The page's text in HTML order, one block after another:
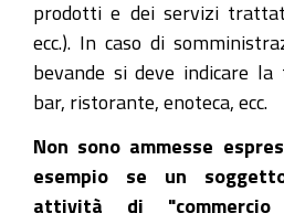
prodotti e dei servizi
ecc.). In caso di
bevande si deve indicare la
bar, ristorante, enoteca, ecc.
Non sono ammesse
esempio se un
attività di